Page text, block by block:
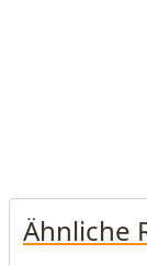
Ähnliche